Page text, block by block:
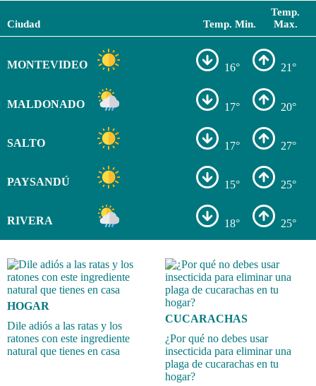
Ciudad Temp. Min.
Temp.
Max.
MONTEVIDEO 16° 21°
MALDONADO 17° 20°
SALTO 17° 27°
PAYSANDÚ 15° 25°
RIVERA 18° 25°
HOGAR
Dile adiós a las ratas y los
ratones con este ingrediente
natural que tienes en casa
CUCARACHAS
¿Por qué no debes usar
insecticida para eliminar una
plaga de cucarachas en tu
hogar?